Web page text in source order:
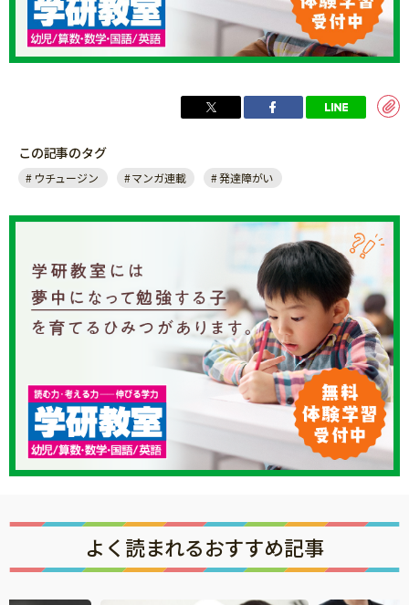
この記事のタグ
ウチュージン マンガ連載 発達障がい
よく読まれるおすすめ記事